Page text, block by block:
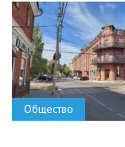
Общество